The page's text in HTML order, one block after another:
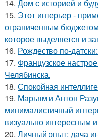
14. Дом с историей и
15. Этот интерьер -
ограниченным
которое выделяется и
16. Рождество по-
17. Французское
Челябинска.
18. Спокойная
19. Марьям и Антон
минималистичный
визуально интересным
20. Личный опыт: дача